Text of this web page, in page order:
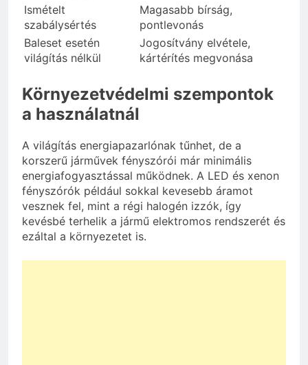
Ismételt
szabálysértés
Magasabb bírság,
pontlevonás
Baleset esetén
világítás nélkül
Jogosítvány elvétele,
kártérítés megvonása
Környezetvédelmi szempontok
a használatnál
A világítás energiapazarlónak tűnhet, de a
korszerű járművek fényszórói már minimális
energiafogyasztással működnek. A LED és xenon
fényszórók például sokkal kevesebb áramot
vesznek fel, mint a régi halogén izzók, így
kevésbé terhelik a jármű elektromos rendszerét és
ezáltal a környezetet is.